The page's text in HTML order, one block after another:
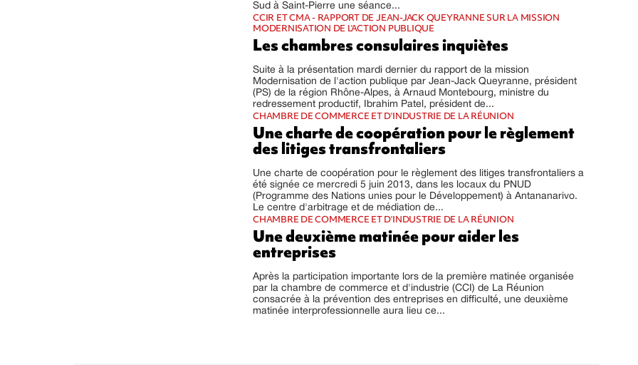
Sud à Saint-Pierre une séance...
CCIR ET CMA - RAPPORT DE JEAN-JACK QUEYRANNE SUR LA MISSION
MODERNISATION DE L'ACTION PUBLIQUE
Les chambres consulaires inquiètes
Suite à la présentation mardi dernier du rapport de la mission
Modernisation de l'action publique par Jean-Jack Queyranne, président
(PS) de la région Rhône-Alpes, à Arnaud Montebourg, ministre du
redressement productif, Ibrahim Patel, président de...
CHAMBRE DE COMMERCE ET D'INDUSTRIE DE LA RÉUNION
Une charte de coopération pour le règlement
des litiges transfrontaliers
Une charte de coopération pour le règlement des litiges transfrontaliers a
été signée ce mercredi 5 juin 2013, dans les locaux du PNUD
(Programme des Nations unies pour le Développement) à Antananarivo.
Le centre d'arbitrage et de médiation de...
CHAMBRE DE COMMERCE ET D'INDUSTRIE DE LA RÉUNION
Une deuxième matinée pour aider les
entreprises
Après la participation importante lors de la première matinée organisée
par la chambre de commerce et d'industrie (CCI) de La Réunion
consacrée à la prévention des entreprises en difficulté, une deuxième
matinée interprofessionnelle aura lieu ce...